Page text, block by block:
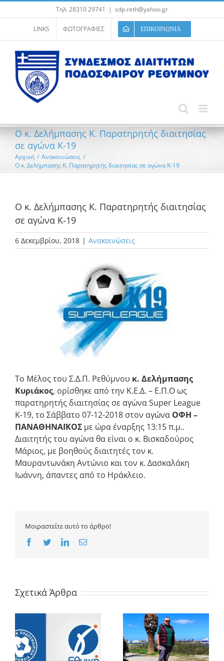
στο
περιεχόμενο
Τηλ: 28310 29741 | sdp.reth@yahoo.gr
LINKS ΦΩΤΟΓΡΑΦΙΕΣ ΕΠΙΚΟΙΝΩΝΙΑ
Ο κ. Δελήμπασης Κ. Παρατηρητής διαιτησίας
σε αγώνα Κ-19
Αρχική / Ανακοινώσεις /
Ο κ. Δελήμπασης Κ. Παρατηρητής διαιτησίας σε αγώνα Κ-19
Ο κ. Δελήμπασης Κ. Παρατηρητής διαιτησίας
σε αγώνα Κ-19
6 Δεκεμβρίου, 2018 | Ανακοινώσεις
Το Μέλος του Σ.Δ.Π. Ρεθύμνου κ. Δελήμπασης
Κυριάκος, ορίσθηκε από την Κ.Ε.Δ. – Ε.Π.Ο ως
παρατηρητής διαιτησίας σε αγώνα Super League
K-19, το Σάββατο 07-12-2018 στον αγώνα ΟΦΗ –
ΠΑΝΑΘΗΝΑΪΚΟΣ με ώρα έναρξης 13:15 π.μ..
Διαιτητής του αγώνα θα είναι ο κ. Βισκαδούρος
Μάριος, με βοηθούς διαιτητές τον κ.
Μαυραντωνάκη Αντώνιο και τον κ. Δασκαλάκη
Ιωάννη, άπαντες από το Ηράκλειο.
Μοιραστείτε αυτό το άρθρο!
Facebook
TwitterLinkedInEmail
Σχετικά Άρθρα